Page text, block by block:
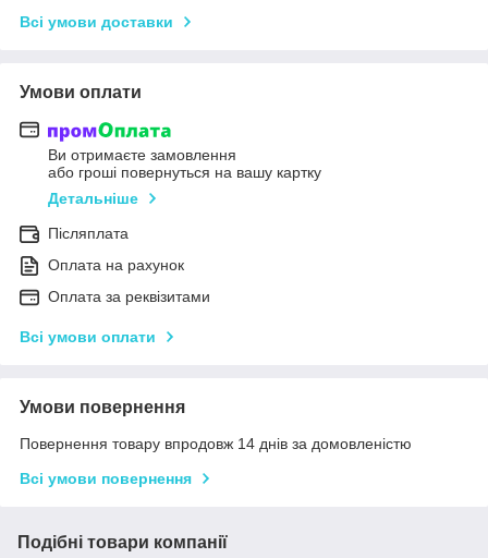
Всі умови доставки
Умови оплати
Ви отримаєте замовлення
або гроші повернуться на вашу картку
Детальніше
Післяплата
Оплата на рахунок
Оплата за реквізитами
Всі умови оплати
Умови повернення
Повернення товару впродовж 14 днів за домовленістю
Всі умови повернення
Подібні товари компанії